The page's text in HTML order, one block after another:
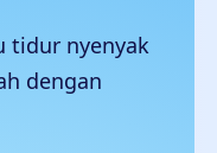
tidur nyenyak
dengan